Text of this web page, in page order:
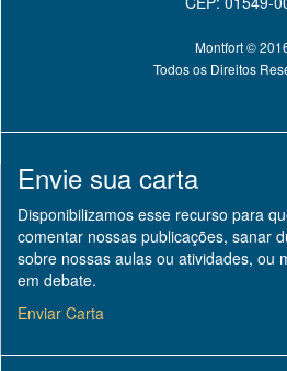
Montfort ©
Todos os Direitos
Envie sua carta
Disponibilizamos esse recurso para
comentar nossas publicações, sanar
sobre nossas aulas ou atividades, ou
em debate.
Enviar Carta